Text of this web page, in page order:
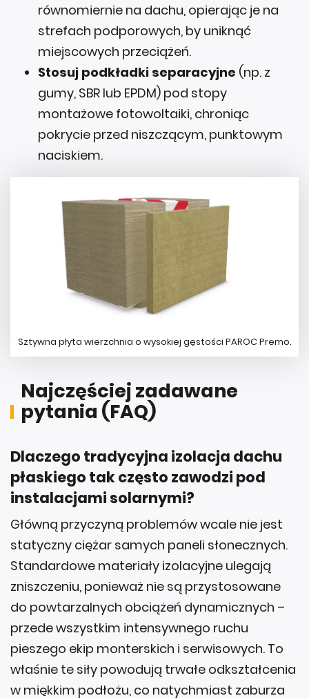
równomiernie na dachu, opierając je na
strefach podporowych, by uniknąć
miejscowych przeciążeń.
Stosuj podkładki separacyjne (np. z
gumy, SBR lub EPDM) pod stopy
montażowe fotowoltaiki, chroniąc
pokrycie przed niszczącym, punktowym
naciskiem.
Sztywna płyta wierzchnia o wysokiej gęstości PAROC Premo.
Najczęściej zadawane
pytania (FAQ)
Dlaczego tradycyjna izolacja dachu
płaskiego tak często zawodzi pod
instalacjami solarnymi?
Główną przyczyną problemów wcale nie jest
statyczny ciężar samych paneli słonecznych.
Standardowe materiały izolacyjne ulegają
zniszczeniu, ponieważ nie są przystosowane
do powtarzalnych obciążeń dynamicznych –
przede wszystkim intensywnego ruchu
pieszego ekip monterskich i serwisowych. To
właśnie te siły powodują trwałe odkształcenia
w miękkim podłożu, co natychmiast zaburza